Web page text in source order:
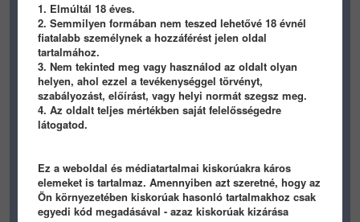
Előző 1 ... 884 885 886
...
906 Következő
LEGÚJABB
TARTALOM BEÁLLÍTÁSA
1. Elmúltál 18 éves.
2. Semmilyen formában nem teszed lehetővé 18 évnél
fiatalabb személynek a hozzáférést jelen oldal
tartalmához.
3. Nem tekinted meg vagy használod az oldalt olyan
helyen, ahol ezzel a tevékenységgel törvényt,
szabályozást, előírást, vagy helyi normát szegsz meg.
4. Az oldalt teljes mértékben saját felelősségedre
látogatod.
Ez a weboldal és médiatartalmai kiskorúakra káros
elemeket is tartalmaz. Amennyiben azt szeretné, hogy az
Ön környezetében kiskorúak hasonló tartalmakhoz csak
egyedi kód megadásával - azaz kiskorúak kizárása